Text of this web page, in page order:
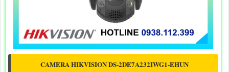
CAMERA HIKVISION DS-2DE7A232IWG1-EHUN